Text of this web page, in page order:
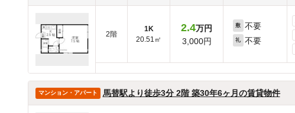
2階
1K
20.51㎡
2.4万円
3,000円
敷 不要
礼 不要
マンション・アパート 馬替駅より徒歩3分 2階 築30年6ヶ月の賃貸物件